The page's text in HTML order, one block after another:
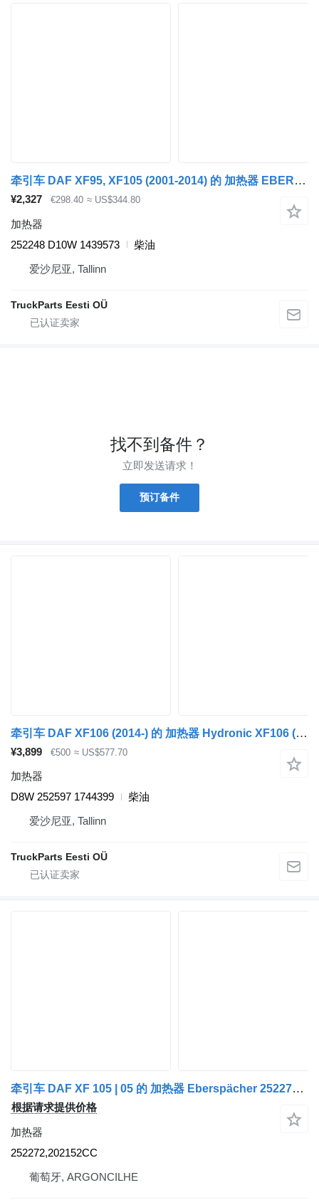
牵引车 DAF XF95, XF105 (2001-2014) 的 加热器 EBERSPÄCHER,DAF XF105 (01.05-) 252248 D10W
¥2,327 €298.40 ≈ US$344.80
加热器
252248 D10W 1439573
柴油
爱沙尼亚, Tallinn
TruckParts Eesti OÜ
找不到备件？
立即发送请求！
预订备件
牵引车 DAF XF106 (2014-) 的 加热器 Hydronic XF106 (01.14-) D8W 252597
¥3,899 €500 ≈ US$577.70
加热器
D8W 252597 1744399
柴油
爱沙尼亚, Tallinn
TruckParts Eesti OÜ
牵引车 DAF XF 105 | 05 的 加热器 Eberspächer 252272,202152CC
根据请求提供价格
加热器
252272,202152CC
葡萄牙, ARGONCILHE